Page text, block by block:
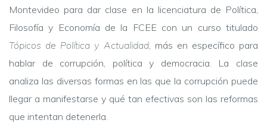
Montevideo para dar clase en la licenciatura de Política,
Filosofía y Economía de la FCEE con un curso titulado
Tópicos de Política y Actualidad, más en específico para
hablar de corrupción, política y democracia. La clase
analiza las diversas formas en las que la corrupción puede
llegar a manifestarse y qué tan efectivas son las reformas
que intentan detenerla.